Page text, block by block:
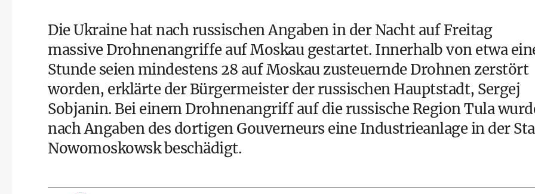
Die Ukraine hat nach russischen Angaben in der Nacht auf Freitag
massive Drohnenangriffe auf Moskau gestartet. Innerhalb von etwa
Stunde seien mindestens 28 auf Moskau zusteuernde Drohnen zerstört
worden, erklärte der Bürgermeister der russischen Hauptstadt, Sergej
Sobjanin. Bei einem Drohnenangriff auf die russische Region Tula
nach Angaben des dortigen Gouverneurs eine Industrieanlage in der
Nowomoskowsk beschädigt.